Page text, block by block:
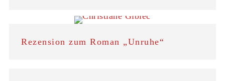
Rezension zum Roman „Unruhe“